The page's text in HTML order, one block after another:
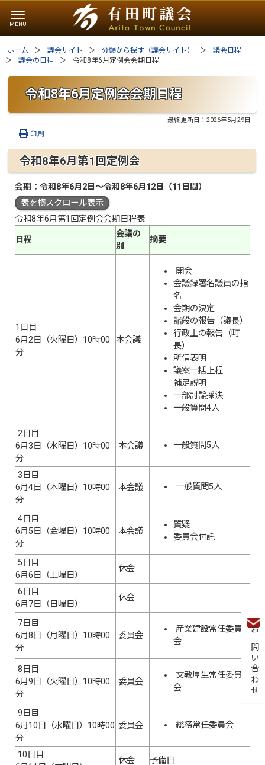
お問い合わせ
ホーム 議会サイト 分類から探す（議会サイト）
議会日程
議会の日程
令和8年6月定例会会期日程
令和8年6月定例会会期日程
最終更新日：2026年5月29日
印刷
令和8年6月第1回定例会
会期：令和8年6月2日～令和8年6月12日（11日間）
表を横スクロール表示
令和8年6月第1回定例会会期日程表
日程
会議の
別
摘要
1日目
6月2日（火曜日）10時00
分
本会議
開会
会議録署名議員の指
名
会期の決定
諸般の報告（議長）
行政上の報告（町
長）
所信表明
議案一括上程
補足説明
一部討論採決
一般質問4人
2日目
6月3日（水曜日）10時00
分
本会議 一般質問5人
3日目
6月4日（木曜日）10時00
分
本会議 一般質問5人
4日目
6月5日（金曜日）10時00
分
本会議
質疑
委員会付託
5日目
6月6日（土曜日）
休会
6日目
6月7日（日曜日）
休会
7日目
6月8日（月曜日）10時00
分
委員会
産業建設常任委員
会
8日目
6月9日（火曜日）10時00
分
委員会
文教厚生常任委員
会
9日目
6月10日（水曜日）10時00
分
委員会 総務常任委員会
10日目
休会 予備日